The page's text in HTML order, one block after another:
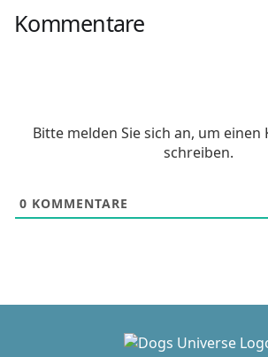
Kommentare
Bitte melden Sie sich an, um
schreiben.
0 KOMMENTARE